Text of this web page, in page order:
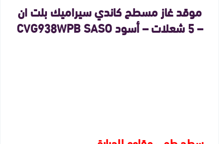
موقد غاز مسطح كاندي سيراميك بلت ان
– 5 شعلات – أسود CVG938WPB SASO